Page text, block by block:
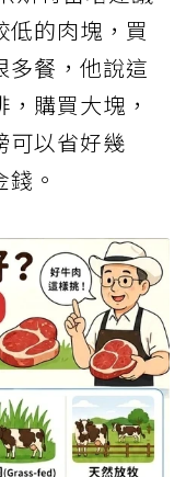
低的肉塊，買
多餐，他說這
購買大塊，
可以省好幾
。